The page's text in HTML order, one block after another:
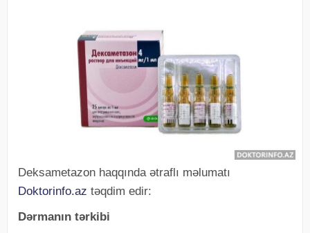
Deksametazon haqqında ətraflı məlumatı
Doktorinfo.az təqdim edir:
Dərmanın tərkibi